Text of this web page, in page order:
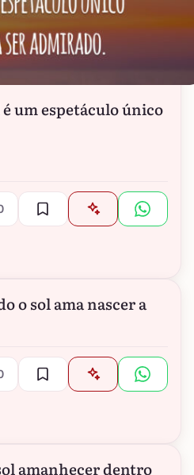
é um espetáculo único
o sol ama nascer a
amanhecer dentro